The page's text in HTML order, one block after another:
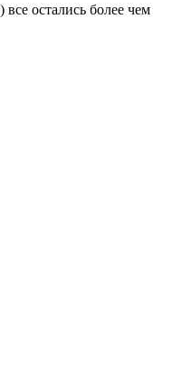
остались более чем